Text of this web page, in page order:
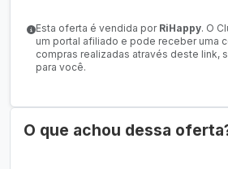
Esta oferta é vendida por RiHappy. O
um portal afiliado e pode receber uma
compras realizadas através deste link,
para você.
O que achou dessa